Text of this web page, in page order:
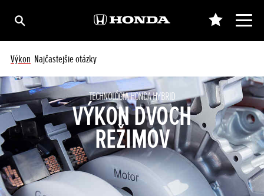
Výkon Najčastejšie otázky
TECHNOLÓGIA HONDA HYBRID
VÝKON DVOCH
REŽIMOV